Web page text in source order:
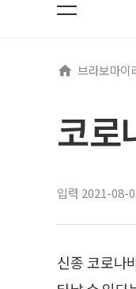
브라보마이
코로
입력 2021-08-
신종 코로나